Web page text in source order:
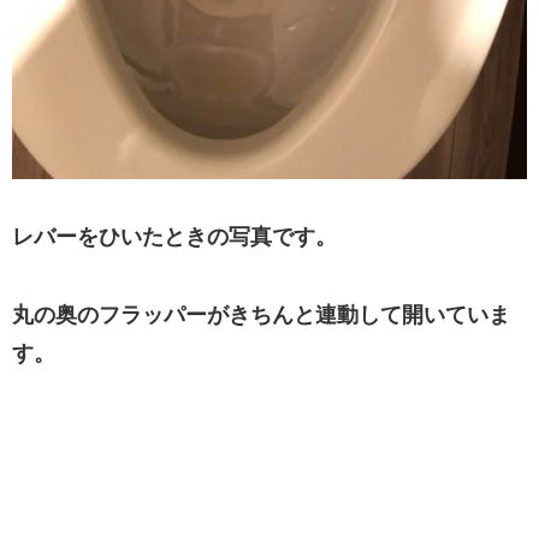
レバーをひいたときの写真です。
丸の奥のフラッパーがきちんと連動して開いていま
す。